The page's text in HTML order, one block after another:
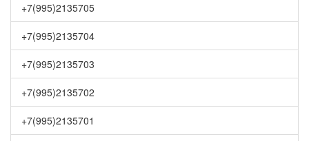
+7(995)2135705
+7(995)2135704
+7(995)2135703
+7(995)2135702
+7(995)2135701